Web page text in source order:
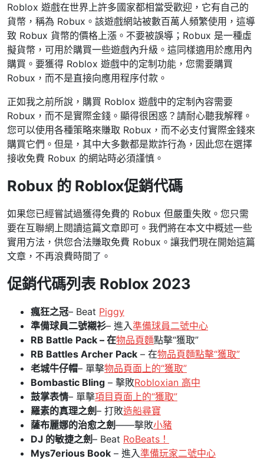
Roblox 遊戲在世界上許多國家都相當受歡迎，它有自己的
貨幣，稱為 Robux。該遊戲網站被數百萬人頻繁使用，這導
致 Robux 貨幣的價格上漲。不要被誤導；Robux 是一種虛
擬貨幣，可用於購買一些遊戲內升級。這同樣適用於應用內
購買。要獲得 Roblox 遊戲中的定制功能，您需要購買
Robux，而不是直接向應用程序付款。
正如我之前所說，購買 Roblox 遊戲中的定制內容需要
Robux，而不是實際金錢。顯得很困惑？請耐心聽我解釋。
您可以使用各種策略來賺取 Robux，而不必支付實際金錢來
購買它們。但是，其中大多數都是欺詐行為，因此您在選擇
接收免費 Robux 的網站時必須謹慎。
Robux 的 Roblox促銷代碼
如果您已經嘗試過獲得免費的 Robux 但嚴重失敗。您只需
要在互聯網上閱讀這篇文章即可。我們將在本文中概述一些
實用方法，供您合法賺取免費 Robux。讓我們現在開始這篇
文章，不再浪費時間了。
促銷代碼列表 Roblox 2023
瘋狂之冠– Beat Piggy
準備球員二號襯衫– 進入準備球員二號中心
RB Battle Pack – 在物品頁麵點擊“獲取”
RB Battles Archer Pack – 在物品頁麵點擊“獲取”
老城牛仔帽– 單擊物品頁面上的“獲取”
Bombastic Bling – 擊敗Robloxian 高中
鼓掌表情– 單擊項目頁面上的“獲取”
羅素的真理之劍– 打敗造船尋寶
薩布麗娜的治愈之劍——擊敗小豬
DJ 的敏捷之劍– Beat RoBeats！
Mys7erious Book – 進入準備玩家二號中心